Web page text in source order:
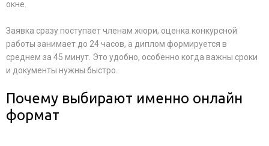
окне.
Заявка сразу поступает членам жюри, оценка конкурсной
работы занимает до 24 часов, а диплом формируется в
среднем за 45 минут. Это удобно, особенно когда важны сроки
и документы нужны быстро.
Почему выбирают именно онлайн
формат